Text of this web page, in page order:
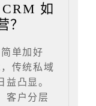
如
？
单加好
传统私域
益凸显。
客户分层